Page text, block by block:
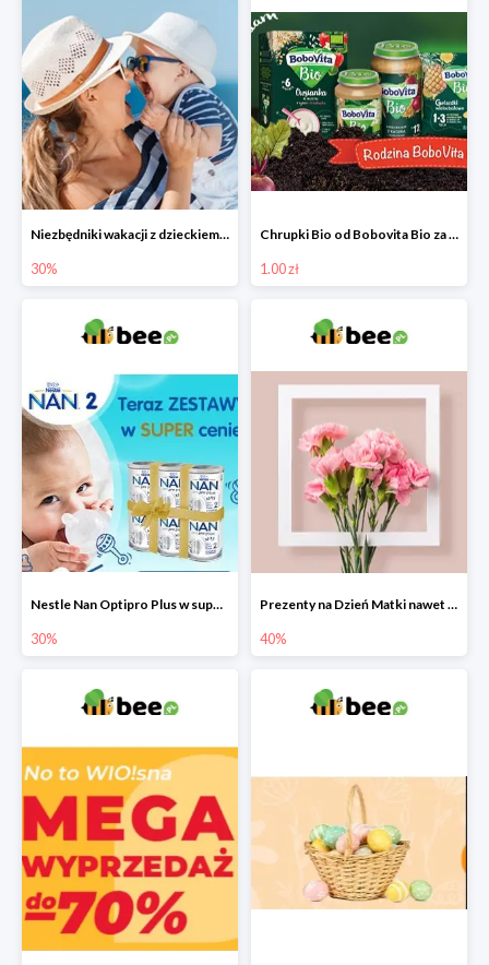
Niezbędniki wakacji z dzieckiem do -30%
30%
Chrupki Bio od Bobovita Bio za 1 grosz
1.00 zł
Nestle Nan Optipro Plus w super cenach!
30%
Prezenty na Dzień Matki nawet do -40%
40%